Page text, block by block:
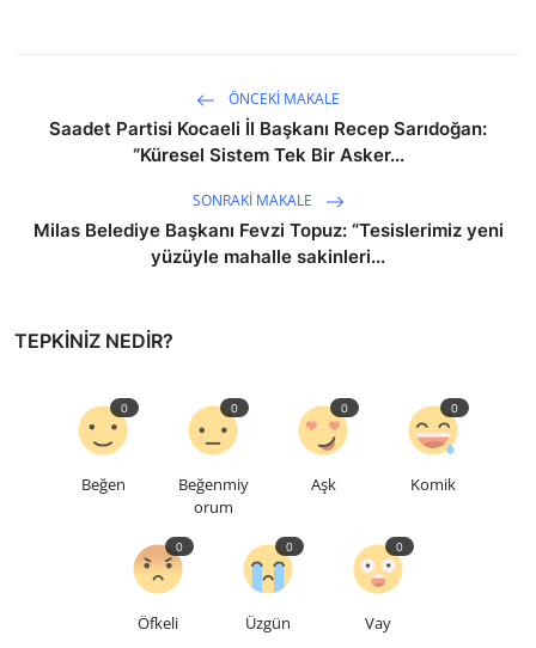
ÖNCEKI MAKALE
Saadet Partisi Kocaeli İl Başkanı Recep Sarıdoğan:
“Küresel Sistem Tek Bir Asker...
SONRAKI MAKALE
Milas Belediye Başkanı Fevzi Topuz: “Tesislerimiz yeni
yüzüyle mahalle sakinleri...
TEPKINIZ NEDIR?
Beğen
0
Beğenmiy
orum
0
Aşk
0
Komik
0
Öfkeli
0
Üzgün
0
Vay
0